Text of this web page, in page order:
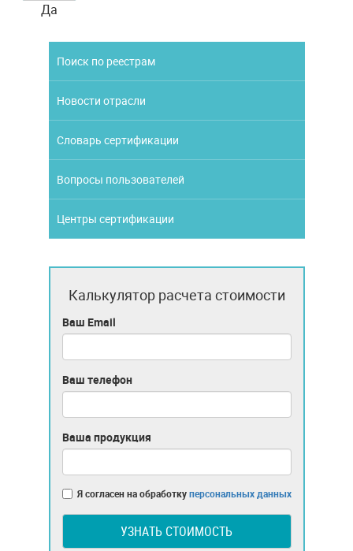
Да
Поиск по реестрам
Новости отрасли
Словарь сертификации
Вопросы пользователей
Центры сертификации
Калькулятор расчета стоимости
Ваш Email
Ваш телефон
Ваша продукция
Я согласен на обработкуперсональных данных
УЗНАТЬ СТОИМОСТЬ